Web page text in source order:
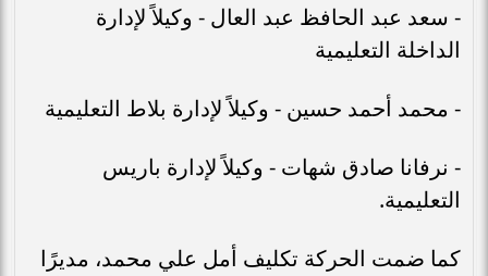
- سعد عبد الحافظ عبد العال - وكيلاً لإدارة
الداخلة التعليمية
- محمد أحمد حسين - وكيلاً لإدارة بلاط التعليمية
- نرفانا صادق شهات - وكيلاً لإدارة باريس
التعليمية.
كما ضمت الحركة تكليف أمل علي محمد، مديرًا